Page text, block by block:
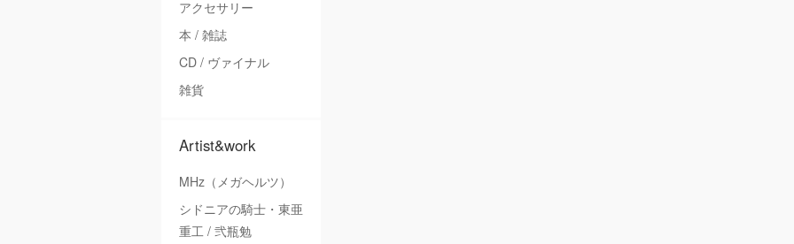
アクセサリー
本 / 雑誌
CD / ヴァイナル
雑貨
Artist&work
MHz（メガヘルツ）
シドニアの騎士・東亜
重工 / 弐瓶勉